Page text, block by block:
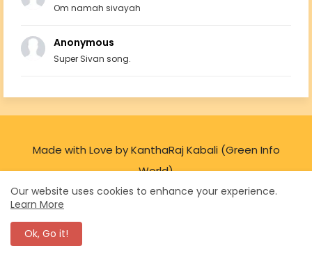
Om namah sivayah
Anonymous
Super Sivan song.
Made with Love by KanthaRaj Kabali (Green Info
World)
Thanks to all visitors!
Our website uses cookies to enhance your experience.
Learn More
Ok, Go it!